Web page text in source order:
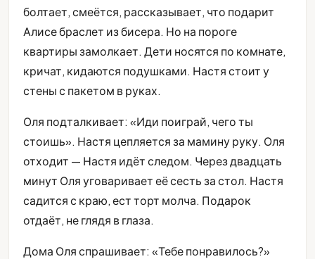
болтает, смеётся, рассказывает, что подарит
Алисе браслет из бисера. Но на пороге
квартиры замолкает. Дети носятся по комнате,
кричат, кидаются подушками. Настя стоит у
стены с пакетом в руках.
Оля подталкивает: «Иди поиграй, чего ты
стоишь». Настя цепляется за мамину руку. Оля
отходит — Настя идёт следом. Через двадцать
минут Оля уговаривает её сесть за стол. Настя
садится с краю, ест торт молча. Подарок
отдаёт, не глядя в глаза.
Дома Оля спрашивает: «Тебе понравилось?»